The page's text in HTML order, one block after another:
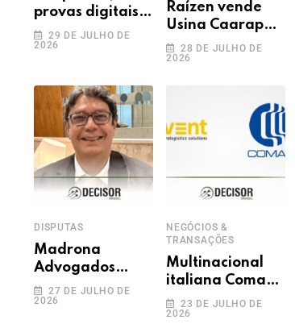
provas digitais e
inteligência
artificial: novos
produção da
prova
trabalhista
29 DE JULHO DE
2026
Raízen vende
Usina Caarapó
para Adecoagro
em transação de
28 DE JULHO DE
2026
DISPUTAS
Madrona
Advogados
anuncia Fábio
Rosas como
27 DE JULHO DE
2026
NEGÓCIOS &
TRANSAÇÕES
Multinacional
italiana Comau
adquire Invent
Solutions
23 DE JULHO DE
2026